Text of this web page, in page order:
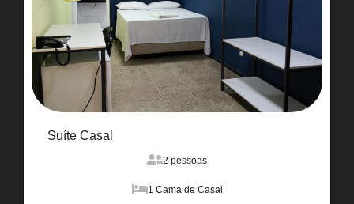
Suíte Casal
2 pessoas
1 Cama de Casal